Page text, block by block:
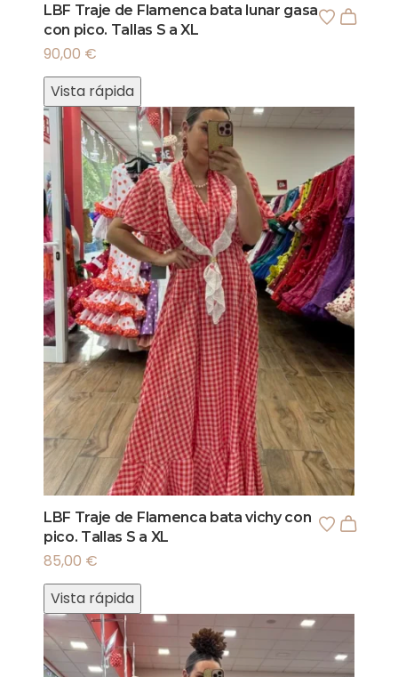
LBF Traje de Flamenca bata lunar gasa
con pico. Tallas S a XL
90,00 €
Vista rápida
LBF Traje de Flamenca bata vichy con
pico. Tallas S a XL
85,00 €
Vista rápida